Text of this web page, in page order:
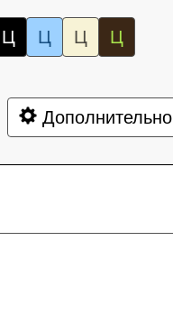
Ц Ц Ц Ц
Дополнительно